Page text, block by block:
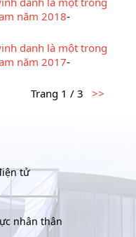
năm 2018-
danh là một trong
năm 2017-
Trang 1 / 3
>>
tử
nhân thân